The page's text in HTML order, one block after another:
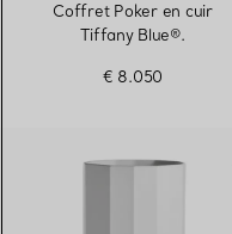
Coffret Poker en cuir
Tiffany Blue®.
€ 8.050